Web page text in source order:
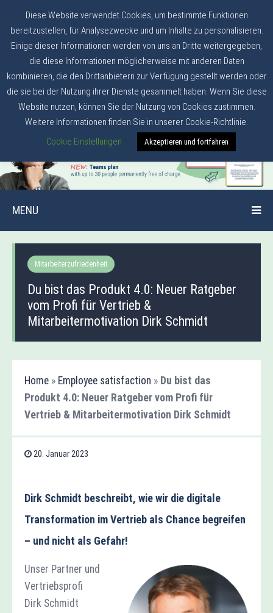
MENU
Mitarbeiterzufriedenheit
Du bist das Produkt 4.0: Neuer Ratgeber
vom Profi für Vertrieb &
Mitarbeitermotivation Dirk Schmidt
Home » Employee satisfaction » Du bist das
Produkt 4.0: Neuer Ratgeber vom Profi für
Vertrieb & Mitarbeitermotivation Dirk Schmidt
20. Januar 2023
Dirk Schmidt beschreibt, wie wir die digitale
Transformation im Vertrieb als Chance begreifen
– und nicht als Gefahr!
Unser Partner und
Vertriebsprofi
Dirk Schmidt
Diese Website verwendet Cookies, um bestimmte Funktionen
bereitzustellen, für Analysezwecke und um Inhalte zu personalisieren.
Einige dieser Informationen werden von uns an Dritte weitergegeben,
die diese Informationen möglicherweise mit anderen Daten
kombinieren, die den Drittanbietern zur Verfügung gestellt werden oder
die sie bei der Nutzung ihrer Dienste gesammelt haben. Wenn Sie diese
Website nutzen, können Sie der Nutzung von Cookies zustimmen.
Weitere Informationen finden Sie in unserer Cookie-Richtlinie.
Cookie Einstellungen
Akzeptieren und fortfahren